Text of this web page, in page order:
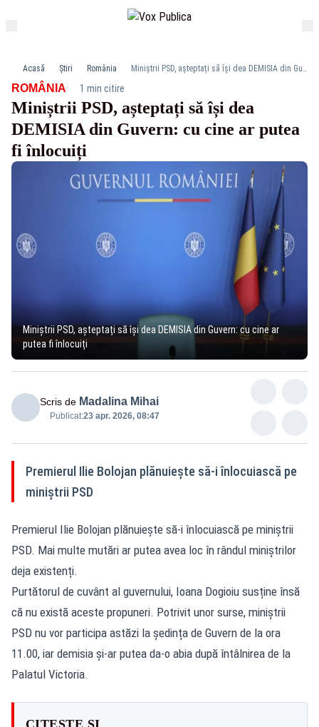
Acasă Știri România Miniștrii PSD, așteptați să își dea DEMISIA din Guvern: cu cine ar putea fi înlocuiți
ROMÂNIA· 1 min citire
Miniștrii PSD, așteptați să își dea
DEMISIA din Guvern: cu cine ar putea
fi înlocuiți
Miniștrii PSD, așteptați să își dea DEMISIA din Guvern: cu cine ar
putea fi înlocuiți
Scris de Madalina Mihai
Publicat:23 apr. 2026, 08:47
Premierul Ilie Bolojan plănuiește să-i înlocuiască pe
miniștrii PSD
Premierul Ilie Bolojan plănuiește să-i înlocuiască pe miniștrii
PSD. Mai multe mutări ar putea avea loc în rândul miniștrilor
deja existenți.
Purtătorul de cuvânt al guvernului, Ioana Dogioiu susține însă
că nu există aceste propuneri. Potrivit unor surse, miniștrii
PSD nu vor participa astăzi la ședința de Guvern de la ora
11.00, iar demisia și-ar putea da-o abia după întâlnirea de la
Palatul Victoria.
CITEȘTE ȘI